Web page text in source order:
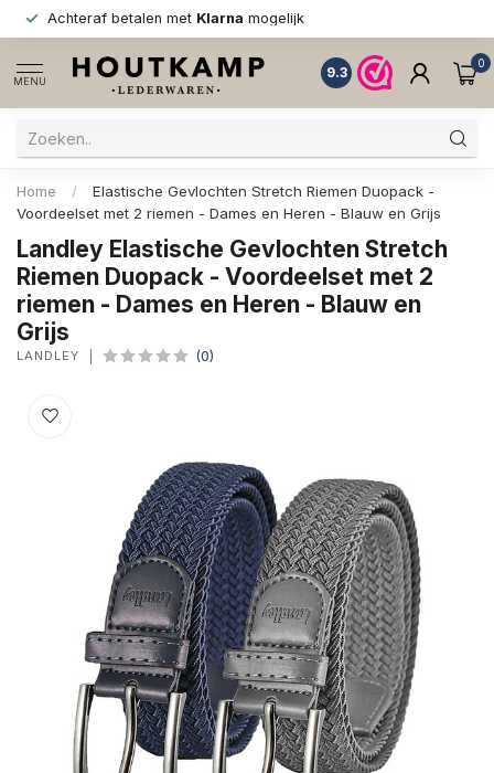
Achteraf betalen met Klarna mogelijk
MENU
9.3
0
Home /
Elastische Gevlochten Stretch Riemen Duopack -
Voordeelset met 2 riemen - Dames en Heren - Blauw en Grijs
Landley Elastische Gevlochten Stretch
Riemen Duopack - Voordeelset met 2
riemen - Dames en Heren - Blauw en
Grijs
LANDLEY (0)